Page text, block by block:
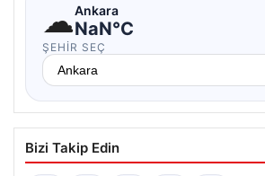
☁Ankara
NaN°C
ŞEHIR SEÇ
Bizi Takip Edin